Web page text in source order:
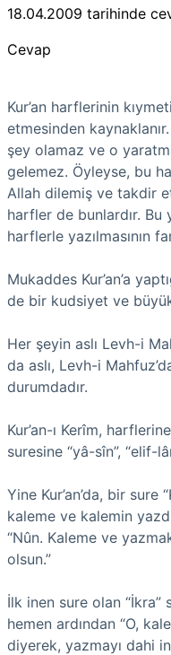
18.04.2009 tarihinde
Cevap
Kur’an harflerinin
etmesinden
şey olamaz ve o
gelemez. Öyleyse, bu
Allah dilemiş ve takdir
harfler de bunlardır. Bu
harflerle yazılmasının
Mukaddes Kur’an’a
de bir kudsiyet ve
Her şeyin aslı Levh-i
da aslı, Levh-i
durumdadır.
Kur’an-ı Kerîm,
suresine “yâ-sîn”, “elif-
Yine Kur’an’da, bir sure
kaleme ve kalemin
“Nûn. Kaleme ve
olsun.”
İlk inen sure olan “İkra”
hemen ardından “O,
diyerek, yazmayı dahi